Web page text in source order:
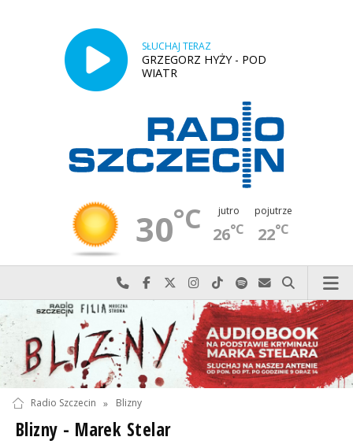
SŁUCHAJ TERAZ
GRZEGORZ HYŻY - POD
WIATR
30°C jutro
26°C
pojutrze
22°C
Najlepiej po prostu do nas zadzwoń
Odwiedź nas na Facebook-u
Odwiedź nas na X
Odwiedź nas na Instagram-ie
Odwiedź nas na TikTok-u
Szukaj nas na Spotify
Wyślij do nas
Szukaj
Radio Szczecin » Blizny
Blizny - Marek Stelar